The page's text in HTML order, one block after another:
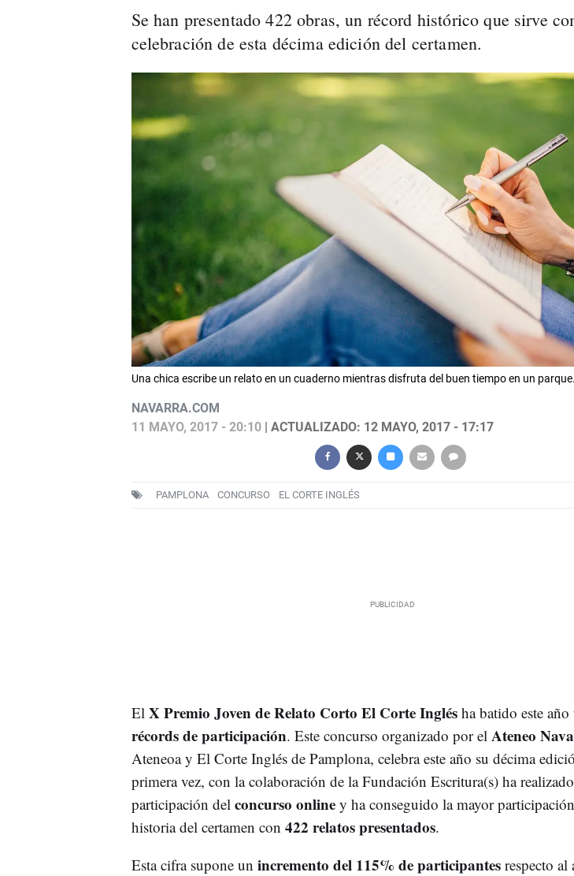
Se han presentado 422 obras, un récord histórico que sirve
celebración de esta décima edición del certamen.
Una chica escribe un relato en un cuaderno mientras disfruta del buen tiempo en un
NAVARRA.COM
11 MAYO, 2017 - 20:10| ACTUALIZADO: 12 MAYO, 2017 - 17:17
PAMPLONA CONCURSO EL CORTE INGLÉS
ElX Premio Joven de Relato Corto El Corte Inglésha batido este año
récords de participación. Este concurso organizado por elAteneo
Ateneoa y El Corte Inglés de Pamplona, celebra este año su décima
primera vez, con la colaboración de la Fundación Escritura(s) ha
participación del concurso onliney ha conseguido la mayor
historia del certamen con 422 relatos presentados.
Esta cifra supone un incremento del 115% de participantesrespecto al